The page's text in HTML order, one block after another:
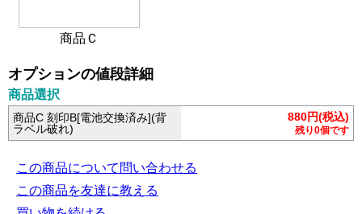
商品Ｃ
オプションの値段詳細
商品選択
商品C 刻印B[電池交換済み](背
ラベル破れ)
880円(税込)
残り0個です
この商品について問い合わせる
この商品を友達に教える